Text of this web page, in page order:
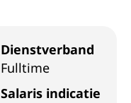
Dienstverband
Fulltime
Salaris indicatie